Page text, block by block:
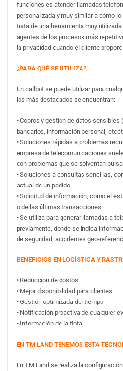
funciones es atender llamadas
personalizada y muy similar a cómo
trata de una herramienta muy
agentes de los procesos más
la privacidad cuando el cliente
¿PARA QUÉ SE UTILIZA?
Un callbot se puede utilizar para
los más destacados se encuentran:
• Cobros y gestión de datos sensibles
bancarios, información personal,
• Soluciones rápidas a problemas
empresa de telecomunicaciones
con problemas que se solventan
• Soluciones a consultas sencillas,
actual de un pedido.
• Solicitud de información, como el
o de las últimas transacciones.
• Se utiliza para generar llamadas a
previamente, donde se indica
de seguridad, accidentes geo-
BENEFICIOS EN LOGÍSTICA Y
• Reducción de costos
• Mejor disponibilidad para clientes
• Gestión optimizada del tiempo
• Notificación proactiva de cualquier
• Información de la flota
EN TM LAND TENEMOS ESTA
En TM Land se realiza la